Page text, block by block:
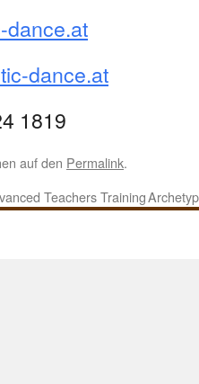
dance.at
dance.at
1819
auf den Permalink.
Teachers Training